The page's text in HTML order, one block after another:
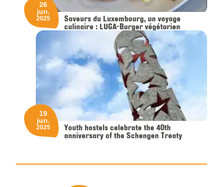
Saveurs du Luxembourg, un voyage
culinaire : LUGA-Burger végétarien
26
jun.
2025
Youth hostels celebrate the 40th
anniversary of the Schengen Treaty
19
jun.
2025